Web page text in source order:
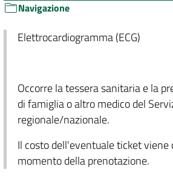
Navigazione
Elettrocardiogramma (ECG)
Occorre la tessera sanitaria e la
di famiglia o altro medico del
regionale/nazionale.
Il costo dell'eventuale ticket viene
momento della prenotazione.